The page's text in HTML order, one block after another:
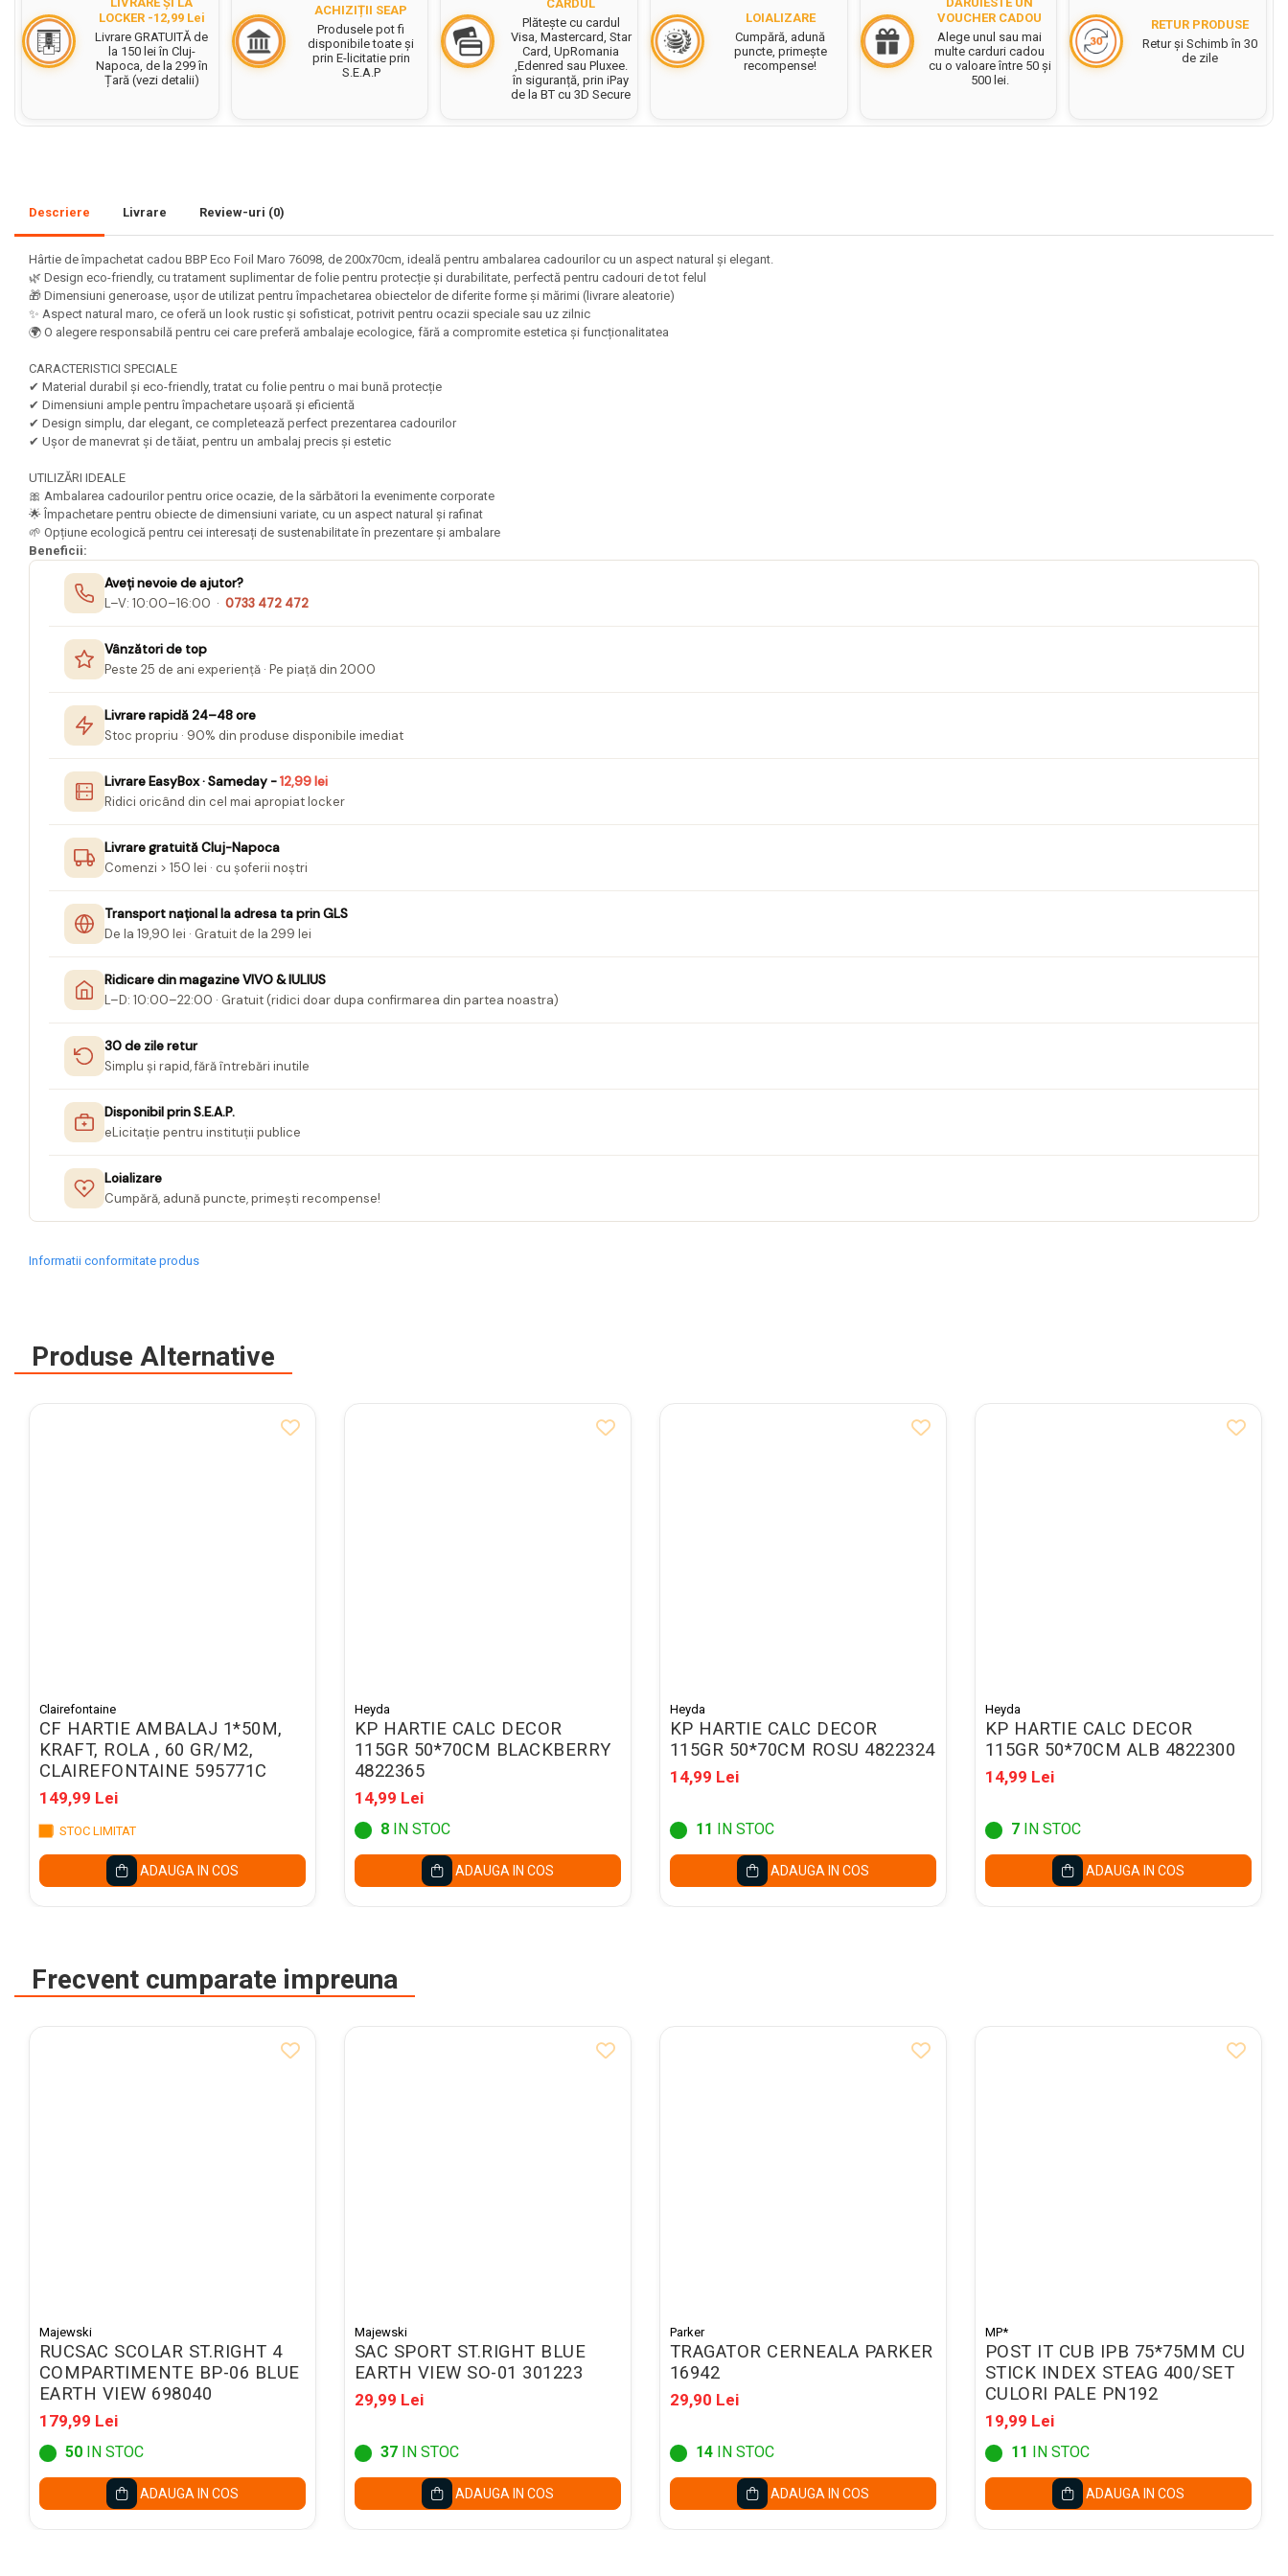
Set acuarele tempera
Culori si vopsele acrilice
Acuarele Guase
Pahare, palete si sorturi
Pensule cu rezervor
Pensule scolare bucata
Pensule scolare set
Lipiciuri
Foarfece pentru copii
Hartie Creponata, Hartie
Glasata
Mape Birou/ Dosare Scolare
Rigle, echere si raportor
plastic
Sticle, caserole, pusculite,
suporturi copii
Etichete scolare
Stickere scolare
Seturi scolare
Plastilina, Planseta plastilina
Socotitoare, Betisoare
Carti de Colorat pentru copii
Carti Educative
Carnetele notite copii
Jurnale cu cheita, lacat,
magnet
Pasta modelatoare
Harti de perete
Creta scolara
Glob Pamantesc Scolar
Materiale Didactice
Instrumente geometrie pentru
tabla scolara
Tablite de desenat magnetice
Sugativa
Articole papetarie pentru copii
Stampile Copii
Caiete mecanice A4
Caiete mecanice A5
Indecsi autoadezivi,
pagemarkere
Separatoare index si
separatoare biblioraft
Dosare carton
Dosar plic din plastic cu elastic
Pungi cu fermoar
Sfoara si Elastice
Suporturi si mape carti vizita
ARTICOLE DE BIROU
Suporturi instrumente de scris
Suporturi verticale pentru
documente
LOCKER -12,99 Lei
Livrare GRATUITĂ de
la 150 lei în Cluj-
Napoca, de la 299 în
Țară (vezi detalii)
ACHIZIȚII SEAP
Produsele pot fi
disponibile toate și
prin E-licitatie prin
S.E.A.P
CARDUL
Plătește cu cardul
Visa, Mastercard, Star
Card, UpRomania
,Edenred sau Pluxee.
în siguranță, prin iPay
de la BT cu 3D Secure
LOIALIZARE
Cumpără, adună
puncte, primește
recompense!
VOUCHER CADOU
Alege unul sau mai
multe carduri cadou
cu o valoare între 50 și
500 lei.
RETUR PRODUSE
Retur și Schimb în 30
de zile
Descriere Livrare Review-uri (0)
Hârtie de împachetat cadou BBP Eco Foil Maro 76098, de 200x70cm, ideală pentru ambalarea cadourilor cu un aspect natural și elegant.
🌿 Design eco-friendly, cu tratament suplimentar de folie pentru protecție și durabilitate, perfectă pentru cadouri de tot felul
🎁 Dimensiuni generoase, ușor de utilizat pentru împachetarea obiectelor de diferite forme și mărimi (livrare aleatorie)
✨ Aspect natural maro, ce oferă un look rustic și sofisticat, potrivit pentru ocazii speciale sau uz zilnic
🌍 O alegere responsabilă pentru cei care preferă ambalaje ecologice, fără a compromite estetica și funcționalitatea
CARACTERISTICI SPECIALE
✔ Material durabil și eco-friendly, tratat cu folie pentru o mai bună protecție
✔ Dimensiuni ample pentru împachetare ușoară și eficientă
✔ Design simplu, dar elegant, ce completează perfect prezentarea cadourilor
✔ Ușor de manevrat și de tăiat, pentru un ambalaj precis și estetic
UTILIZĂRI IDEALE
🎀 Ambalarea cadourilor pentru orice ocazie, de la sărbători la evenimente corporate
🌟 Împachetare pentru obiecte de dimensiuni variate, cu un aspect natural și rafinat
🌱 Opțiune ecologică pentru cei interesați de sustenabilitate în prezentare și ambalare
Beneficii:
Aveți nevoie de ajutor?
L–V: 10:00–16:00 · 0733 472 472
Vânzători de top
Peste 25 de ani experiență · Pe piață din 2000
Livrare rapidă 24–48 ore
Stoc propriu · 90% din produse disponibile imediat
Livrare EasyBox · Sameday -12,99 lei
Ridici oricând din cel mai apropiat locker
Livrare gratuită Cluj-Napoca
Comenzi > 150 lei · cu șoferii noștri
Transport național la adresa ta prin GLS
De la 19,90 lei · Gratuit de la 299 lei
Ridicare din magazine VIVO & IULIUS
L–D: 10:00–22:00 · Gratuit (ridici doar dupa confirmarea din partea noastra)
30 de zile retur
Simplu și rapid, fără întrebări inutile
Disponibil prin S.E.A.P.
eLicitație pentru instituții publice
Loializare
Cumpără, adună puncte, primești recompense!
Informatii conformitate produs
Produse Alternative
Clairefontaine
CF HARTIE AMBALAJ 1*50M,
KRAFT, ROLA , 60 GR/M2,
CLAIREFONTAINE 595771C
149,99 Lei
STOC LIMITAT
ADAUGA IN COS
Heyda
KP HARTIE CALC DECOR
115GR 50*70CM BLACKBERRY
4822365
14,99 Lei
8IN STOC
ADAUGA IN COS
Heyda
KP HARTIE CALC DECOR
115GR 50*70CM ROSU 4822324
14,99 Lei
11 IN STOC
ADAUGA IN COS
Heyda
KP HARTIE CALC DECOR
115GR 50*70CM ALB 4822300
14,99 Lei
7IN STOC
ADAUGA IN COS
Frecvent cumparate impreuna
Majewski
RUCSAC SCOLAR ST.RIGHT 4
COMPARTIMENTE BP-06 BLUE
EARTH VIEW 698040
179,99 Lei
50IN STOC
ADAUGA IN COS
Majewski
SAC SPORT ST.RIGHT BLUE
EARTH VIEW SO-01 301223
29,99 Lei
37IN STOC
ADAUGA IN COS
Parker
TRAGATOR CERNEALA PARKER
16942
29,90 Lei
14IN STOC
ADAUGA IN COS
MP*
POST IT CUB IPB 75*75MM CU
STICK INDEX STEAG 400/SET
CULORI PALE PN192
19,99 Lei
11 IN STOC
ADAUGA IN COS